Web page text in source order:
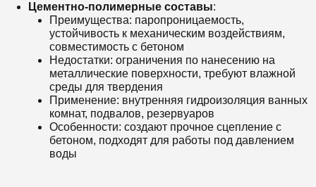
Цементно-полимерные составы:
Преимущества: паропроницаемость,
устойчивость к механическим воздействиям,
совместимость с бетоном
Недостатки: ограничения по нанесению на
металлические поверхности, требуют влажной
среды для твердения
Применение: внутренняя гидроизоляция ванных
комнат, подвалов, резервуаров
Особенности: создают прочное сцепление с
бетоном, подходят для работы под давлением
воды